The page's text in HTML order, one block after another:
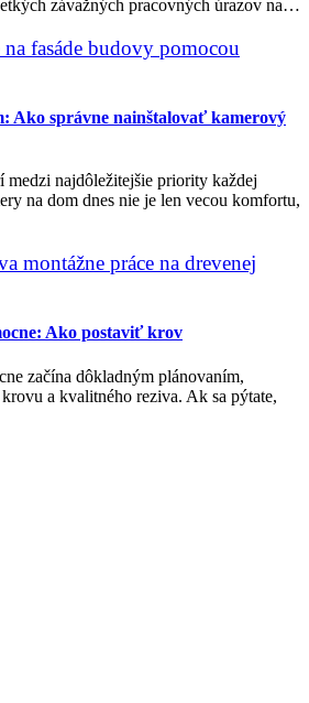
závažných pracovných úrazov na…
Ako správne nainštalovať kamerový
medzi najdôležitejšie priority každej
na dom dnes nie je len vecou komfortu,
Ako postaviť krov
začína dôkladným plánovaním,
a kvalitného reziva. Ak sa pýtate,